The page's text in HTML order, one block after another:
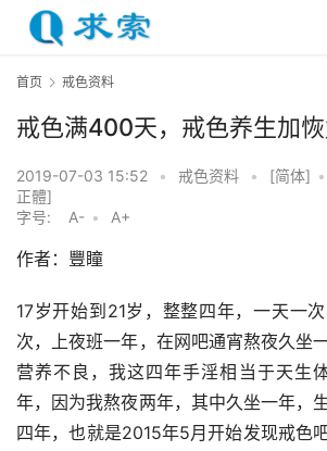
首页 戒色资料
戒色满400天，戒色养生加
2019-07-03 15:52 • 戒色资料 • [简体] •
正體]
字号:
A- • A+
作者：豐瞳
17岁开始到21岁，整整四年，一天一
次，上夜班一年，在网吧通宵熬夜久坐
营养不良，我这四年手淫相当于天生
年，因为我熬夜两年，其中久坐一年，
四年，也就是2015年5月开始发现戒色